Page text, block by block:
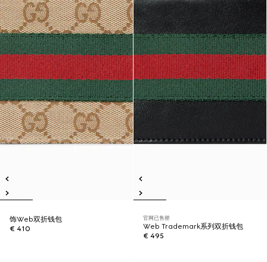
饰Web双折钱包
€ 410
官网已售罄
Web Trademark系列双折钱包
€ 495